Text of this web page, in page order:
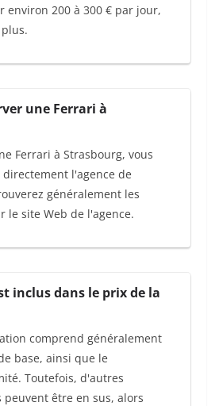
environ 200 à 300 € par jour,
une Ferrari à
Ferrari à Strasbourg, vous
l'agence de
généralement les
le site Web de l'agence.
inclus dans le prix de la
comprend généralement
base, ainsi que le
Toutefois, d'autres
être en sus, alors